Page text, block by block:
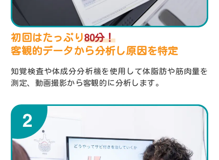
初回はたっぷり80分！
客観的データから分析し 原因を特定
知覚検査や体成分分析機を使用して体脂肪や筋肉量を
測定、動画撮影から客観的に分析します。